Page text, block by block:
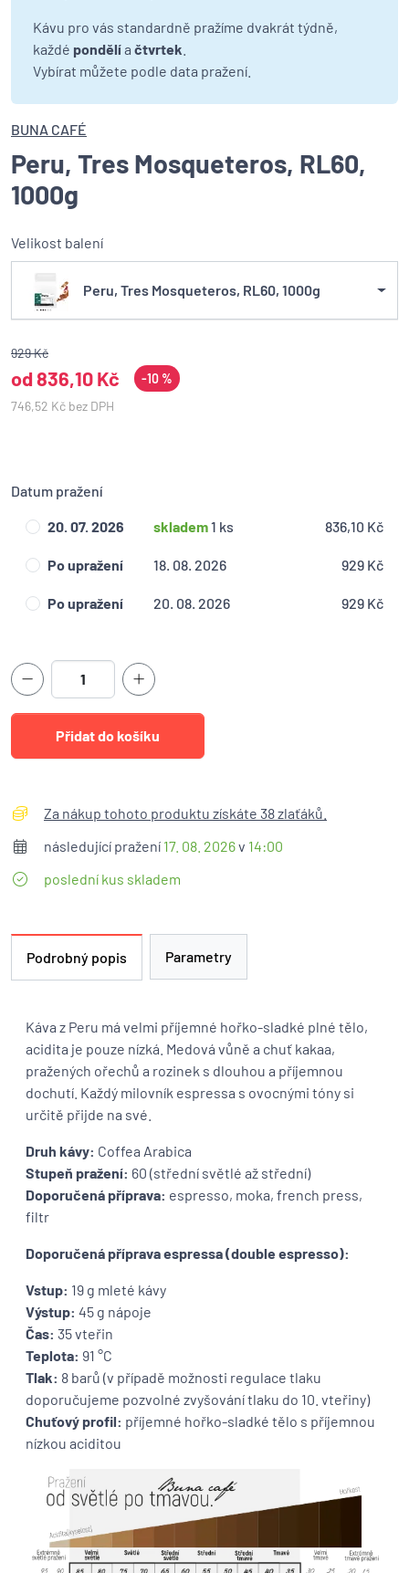
Kávu pro vás standardně pražíme dvakrát týdně,
každé pondělía čtvrtek
Vybírat můžete podle data pražení.
BUNA CAFÉ
Peru, Tres Mosqueteros, RL60,
1000g
Velikost balení
Peru, Tres Mosqueteros, RL60, 1000g
929 Kč
od 836,10 Kč
-10 %
746,52 Kč bez DPH
Datum pražení
20. 07. 2026 skladem1 ks 836,10 Kč
Po upražení 18. 08. 2026 929 Kč
Po upražení 20. 08. 2026 929 Kč
Za nákup tohoto produktu získáte 38 zlaťáků.
následující pražení 17. 08. 2026v 14:00
poslední kus skladem
Podrobný popis Parametry
Káva z Peru má velmi příjemné hořko-sladké plné tělo,
acidita je pouze nízká. Medová vůně a chuť kakaa,
pražených ořechů a rozinek s dlouhou a příjemnou
dochutí. Každý milovník espressa s ovocnými tóny si
určitě přijde na své.
Druh kávy: Coffea Arabica
Stupeň pražení: 60 (střední světlé až střední)
Doporučená příprava: espresso, moka, french press,
filtr
Doporučená příprava espressa (double espresso):
Vstup: 19 g mleté kávy
Výstup: 45 g nápoje
Čas: 35 vteřin
Teplota: 91 °C
Tlak: 8 barů (v případě možnosti regulace tlaku
doporučujeme pozvolné zvyšování tlaku do 10. vteřiny)
Chuťový profil: příjemné hořko-sladké tělo s příjemnou
nízkou aciditou